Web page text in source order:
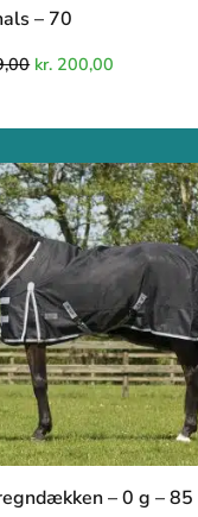
– 70
kr. 200,00
– 0 g – 85
oprindelige
pris
var:
kr. 499,00.
aktuelle
pris
er:
kr. 299,00.